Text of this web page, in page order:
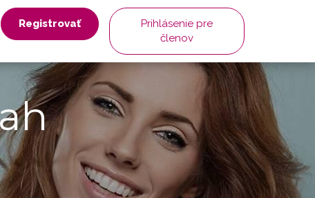
Registrovať
Prihlásenie pre
členov